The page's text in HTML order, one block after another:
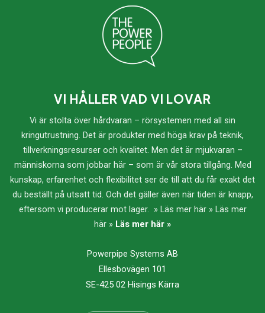
VI HÅLLER VAD VI LOVAR
Vi är stolta över hårdvaran – rörsystemen med all sin
kringutrustning. Det är produkter med höga krav på teknik,
tillverkningsresurser och kvalitet. Men det är mjukvaran –
människorna som jobbar här – som är vår stora tillgång. Med
kunskap, erfarenhet och flexibilitet ser de till att du får exakt det
du beställt på utsatt tid. Och det gäller även när tiden är knapp,
eftersom vi producerar mot lager. » Läs mer här » Läs mer
här » Läs mer här »
Powerpipe Systems AB
Ellesbovägen 101
SE-425 02 Hisings Kärra